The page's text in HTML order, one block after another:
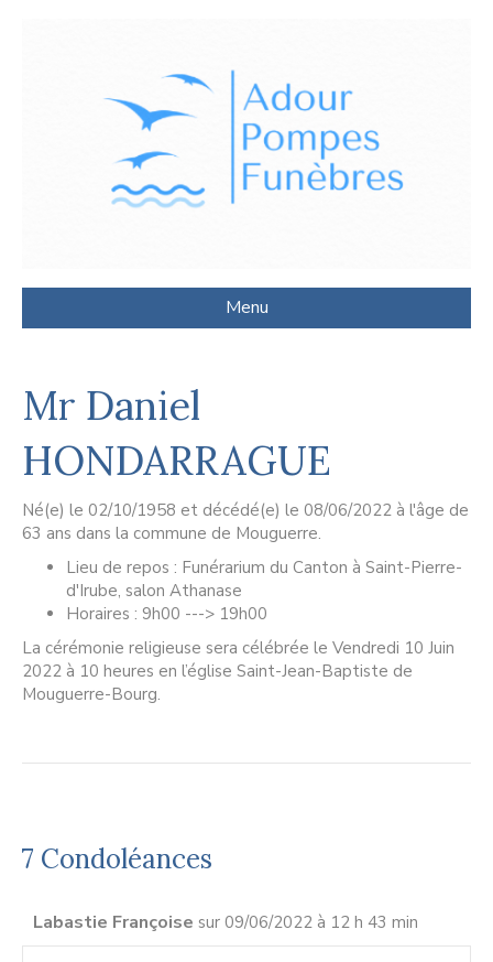
Menu
Mr Daniel
HONDARRAGUE
Né(e) le 02/10/1958 et décédé(e) le 08/06/2022 à l'âge de
63 ans dans la commune de Mouguerre.
Lieu de repos : Funérarium du Canton à Saint-Pierre-
d'Irube, salon Athanase
Horaires : 9h00 ---> 19h00
La cérémonie religieuse sera célébrée le Vendredi 10 Juin
2022 à 10 heures en l’église Saint-Jean-Baptiste de
Mouguerre-Bourg.
7 Condoléances
Labastie Françoise sur 09/06/2022 à 12 h 43 min